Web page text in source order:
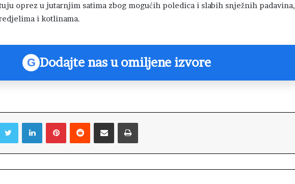
oprez u jutarnjim satima zbog mogućih poledica i slabih snježnih padavina,
i kotlinama.
G Dodajte nas u omiljene izvore
LinkedIn